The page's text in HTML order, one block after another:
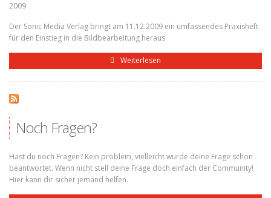
2009
Der Sonic Media Verlag bringt am 11.12.2009 ein umfassendes Praxisheft
für den Einstieg in die Bildbearbeitung heraus
Weiterlesen
Noch Fragen?
Hast du noch Fragen? Kein problem, vielleicht wurde deine Frage schon
beantwortet. Wenn nicht stell deine Frage doch einfach der Community!
Hier kann dir sicher jemand helfen.